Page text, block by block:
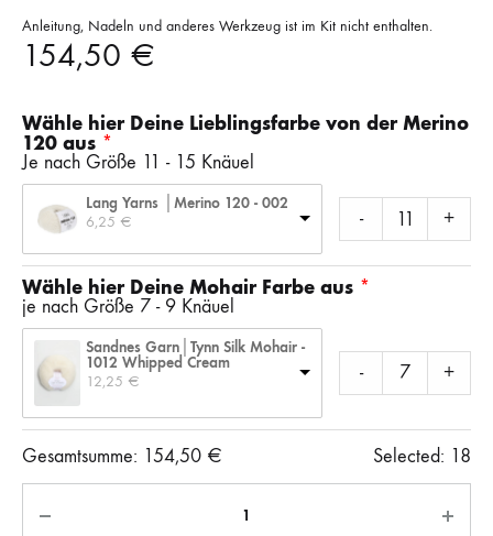
Anleitung, Nadeln und anderes Werkzeug ist im Kit nicht enthalten.
154,50 €
Wähle hier Deine Lieblingsfarbe von der Merino
120 aus
Je nach Größe 11 - 15 Knäuel
Lang Yarns │Merino 120 - 002
6,25 € - +
Wähle hier Deine Mohair Farbe aus
je nach Größe 7 - 9 Knäuel
Sandnes Garn│Tynn Silk Mohair -
1012 Whipped Cream
12,25 € - +
Gesamtsumme: 154,50 € Selected: 18
Anzahl